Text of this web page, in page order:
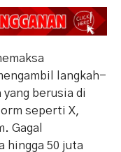
langkah-
yang berusia di
seperti X,
Gagal
hingga 50 juta